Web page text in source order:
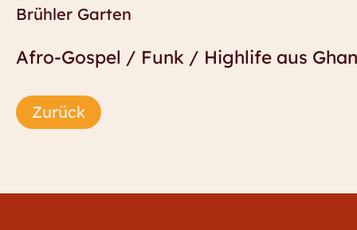
Brühler Garten
Afro-Gospel / Funk / Highlife aus
Zurück